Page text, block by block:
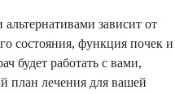
зависит от
состояния, функция почек и
будет работать с вами,
план лечения для вашей